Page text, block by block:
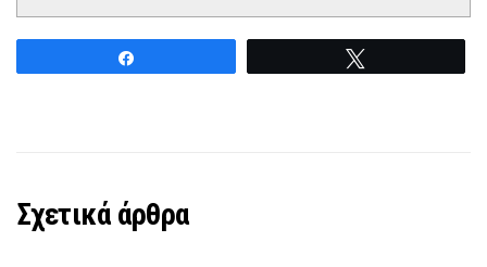
Σχετικά άρθρα